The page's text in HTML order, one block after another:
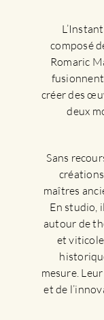
composé
Romaric
créer des
deux
Sans
maîtres
En studio,
autour de
et
mesure.
et de